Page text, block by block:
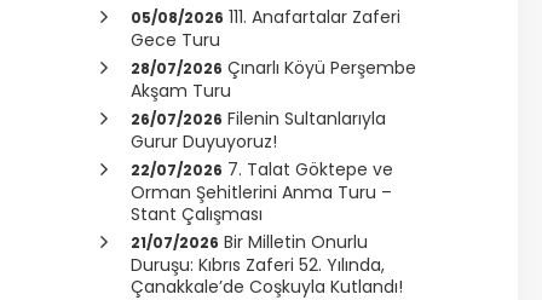
05/08/2026 111. Anafartalar Zaferi
Gece Turu
28/07/2026 Çınarlı Köyü Perşembe
Akşam Turu
26/07/2026 Filenin Sultanlarıyla
Gurur Duyuyoruz!
22/07/2026 7. Talat Göktepe ve
Orman Şehitlerini Anma Turu –
Stant Çalışması
21/07/2026 Bir Milletin Onurlu
Duruşu: Kıbrıs Zaferi 52. Yılında,
Çanakkale’de Coşkuyla Kutlandı!